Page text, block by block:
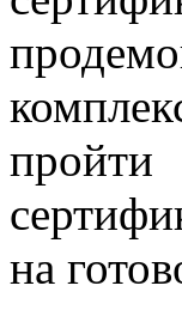
пройти
на